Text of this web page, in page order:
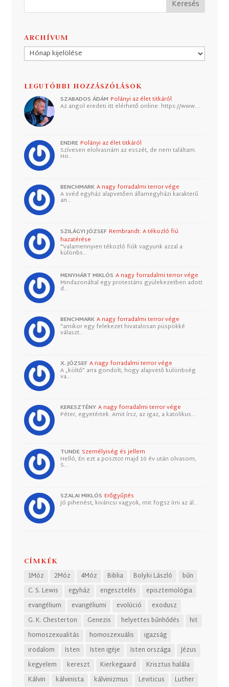
ARCHÍVUM
Archívum
LEGUTÓBBI HOZZÁSZÓLÁSOK
SZABADOS ÁDÁM Polányi az élet titkáról
Az angol eredeti itt elérhető online: https://www.…
ENDRE Polányi az élet titkáról
Szívesen elolvasnám az esszét, de nem találtam.
Ho…
BENCHMARK A nagy forradalmi terror vége
A svéd egyház alapvetően államegyházi karakterű
an…
SZILÁGYI JÓZSEF Rembrandt: A tékozló fiú
hazatérése
"Valamennyien tékozló fiúk vagyunk azzal a
különbs…
MENYHÁRT MIKLÓS A nagy forradalmi terror vége
Mindazonáltal egy protestáns gyülekezetben adott
d…
BENCHMARK A nagy forradalmi terror vége
"amikor egy felekezet hivatalosan püspökké
választ…
X. JÓZSEF A nagy forradalmi terror vége
A „költő” arra gondolt, hogy alapvető különbség
va…
KERESZTÉNY A nagy forradalmi terror vége
Péter, egyetértek. Amit írsz, az igaz, a katolikus…
TUNDE Személyiség és jellem
Helló, Én ezt a posztot majd 10 év után olvasom,
S…
SZALAI MIKLÓS Erőgyűjtés
Jó pihenést, kiváncsi vagyok, mit fogsz írni az ál…
CÍMKÉK
1Móz 2Móz 4Móz Biblia Bolyki László
bűn
C. S. Lewis
egyház engesztelés
episztemológia
evangélium
evangéliumi evolúció
exodusz
G. K. Chesterton
Genezis helyettes bűnhődés
hit
homoszexualitás
homoszexuális
igazság
irodalom
Isten Isten igéje Isten országa
Jézus
kegyelem
kereszt Kierkegaard
Krisztus halála
Kálvin
kálvinista kálvinizmus Leviticus Luther